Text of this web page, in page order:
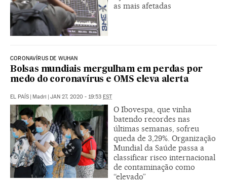
as mais afetadas
CORONAVÍRUS DE WUHAN
Bolsas mundiais mergulham em perdas por
medo do coronavírus e OMS eleva alerta
EL PAÍS | Madri | JAN 27, 2020 - 19:53 EST
O Ibovespa, que vinha
batendo recordes nas
últimas semanas, sofreu
queda de 3,29%. Organização
Mundial da Saúde passa a
classificar risco internacional
de contaminação como
“elevado”